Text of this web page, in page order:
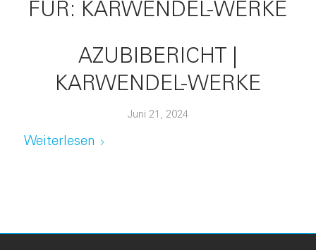
FÜR: KARWENDEL-WERKE
AZUBIBERICHT |
KARWENDEL-WERKE
Juni 21, 2024
Weiterlesen